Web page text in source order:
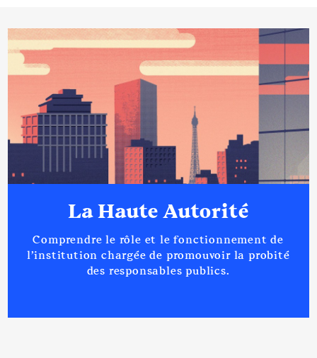
La Haute Autorité
Comprendre le rôle et le fonctionnement de
l’institution chargée de promouvoir la probité
des responsables publics.